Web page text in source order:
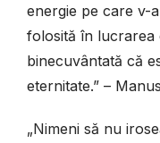
energie pe care v-
folosită în lucrarea
binecuvântată că
eternitate.” –
„Nimeni să nu